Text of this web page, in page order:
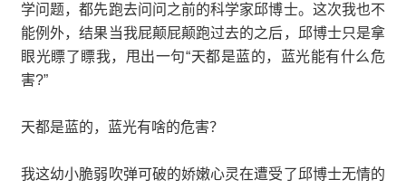
学问题，都先跑去问问之前的科学家邱博士。这次我也不
能例外，结果当我屁颠屁颠跑过去的之后，邱博士只是拿
眼光瞟了瞟我，甩出一句“天都是蓝的，蓝光能有什么危
害?”
天都是蓝的，蓝光有啥的危害？
我这幼小脆弱吹弹可破的娇嫩心灵在遭受了邱博士无情的